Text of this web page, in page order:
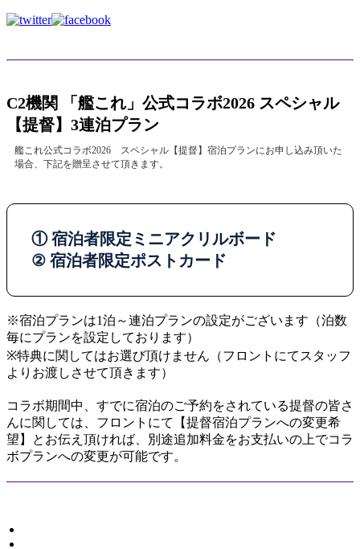
C2機関 「艦これ」公式コラボ2026 スペシャル
【提督】3連泊プラン
艦これ公式コラボ2026 スペシャル【提督】宿泊プランにお申し込み頂いた
場合、下記を贈呈させて頂きます。
① 宿泊者限定ミニアクリルボード
② 宿泊者限定ポストカード
※宿泊プランは1泊～連泊プランの設定がございます（泊数
毎にプランを設定しております）
※特典に関してはお選び頂けません（フロントにてスタッフ
よりお渡しさせて頂きます）
コラボ期間中、すでに宿泊のご予約をされている提督の皆さ
んに関しては、フロントにて【提督宿泊プランへの変更希
望】とお伝え頂ければ、別途追加料金をお支払いの上でコラ
ボプランへの変更が可能です。